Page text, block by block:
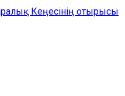
Кеңесінің отырысы